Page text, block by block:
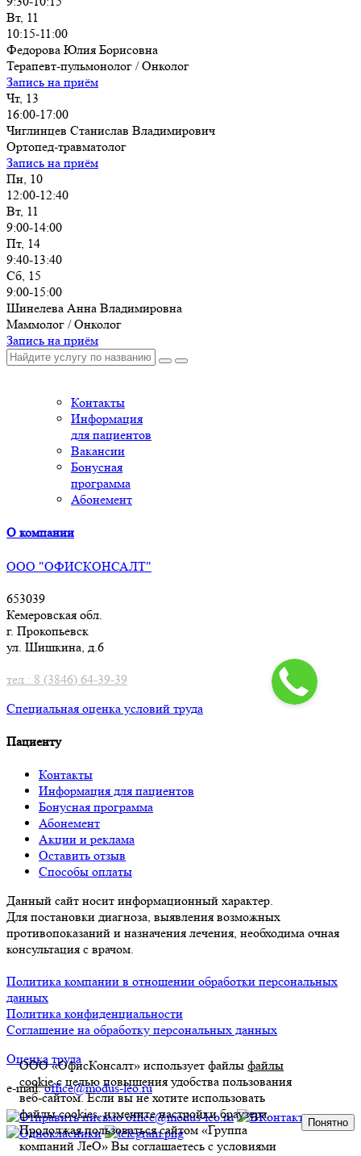
Вт, 11
10:15-11:00
Федорова Юлия Борисовна
Терапевт-пульмонолог / Онколог
Запись на приём
Чт, 13
16:00-17:00
Чиглинцев Станислав Владимирович
Ортопед-травматолог
Запись на приём
Пн, 10
12:00-12:40
Вт, 11
9:00-14:00
Пт, 14
9:40-13:40
Сб, 15
9:00-15:00
Шинелева Анна Владимировна
Маммолог / Онколог
Запись на приём
Контакты
Информация
для пациентов
Вакансии
Бонусная
программа
Абонемент
О компании
ООО "ОФИСКОНСАЛТ"
653039
Кемеровская обл.
г. Прокопьевск
ул. Шишкина, д.6
тел.: 8 (3846) 64-39-39
Специальная оценка условий труда
Пациенту
Контакты
Информация для пациентов
Бонусная программа
Абонемент
Акции и реклама
Оставить отзыв
Способы оплаты
Данный сайт носит информационный характер.
Для постановки диагноза, выявления возможных
противопоказаний и назначения лечения, необходима очная
консультация с врачом.
Политика компании в отношении обработки персональных
данных
Политика конфиденциальности
Соглашение на обработку персональных данных
Оценка труда
e-mail:office@modus-leo.ru
ООО «ОфисКонсалт» использует файлыфайлы
cookieс целью повышения удобства пользования
веб-сайтом. Если вы не хотите использовать
файлы cookies, измените настройки браузера.
Продолжая пользоваться сайтом «Группа
компаний ЛеО» Вы соглашаетесь с условиями
Понятно